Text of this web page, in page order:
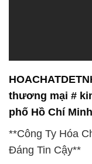
thương mại #
phố Hồ Chí Minh
**Công Ty Hóa
Đáng Tin Cậy**